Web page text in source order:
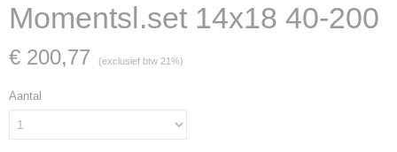
Momentsl.set 14x18 40-200
€ 200,77 (exclusief btw 21%)
Aantal